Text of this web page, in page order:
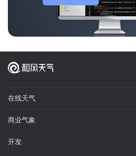
在线天气
商业气象
开发